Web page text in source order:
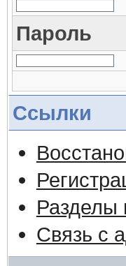
Пароль
Ссылки
Связь с